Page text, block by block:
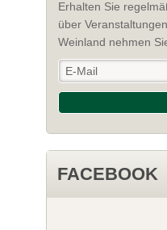
Erhalten Sie
über
Weinland nehmen
FACEBOOK